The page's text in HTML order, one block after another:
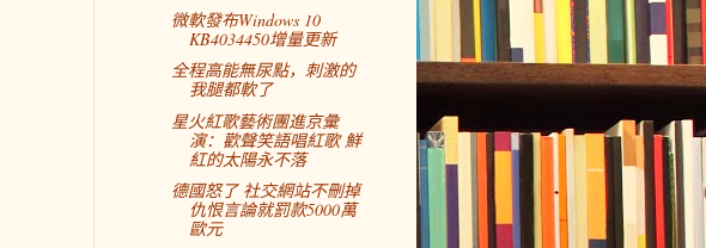
微軟發布Windows 10
KB4034450增量更新
全程高能無尿點，刺激的
我腿都軟了
星火紅歌藝術團進京彙
演：歡聲笑語唱紅歌 鮮
紅的太陽永不落
德國怒了 社交網站不刪掉
仇恨言論就罰款5000萬
歐元